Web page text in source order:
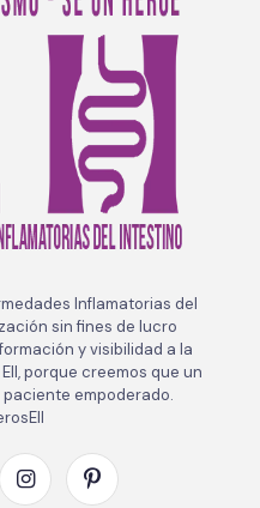
Inflamatorias del
sin fines de lucro
y visibilidad a la
porque creemos que un
empoderado.